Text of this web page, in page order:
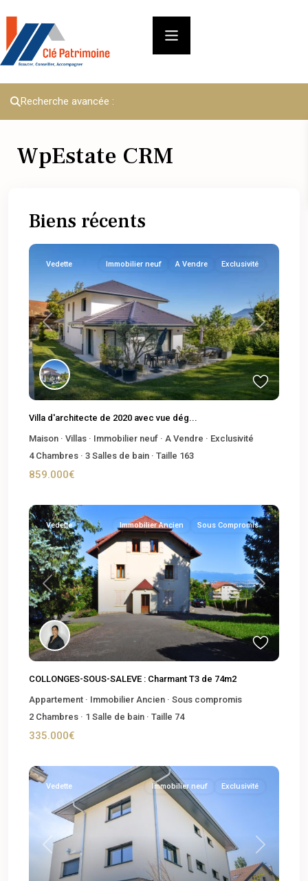
Recherche avancée :
WpEstate CRM
Biens récents
Previous Next
Vedette Immobilier neuf A Vendre Exclusivité
Villa d'architecte de 2020 avec vue dég...
Maison · Villas · Immobilier neuf · A Vendre · Exclusivité
4Chambres · 3 Salles de bain · Taille 163
859.000€
Previous Next
Vedette Immobilier Ancien Sous Compromis
COLLONGES-SOUS-SALEVE : Charmant T3 de 74m2
Appartement · Immobilier Ancien · Sous compromis
2 Chambres · 1 Salle de bain · Taille 74
335.000€
Previous Next
Vedette Immobilier neuf Exclusivité